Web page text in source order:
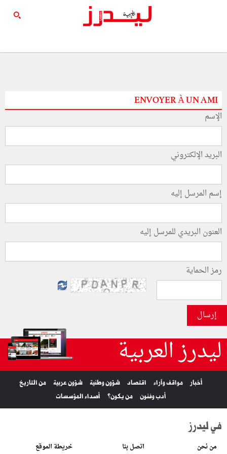
ENVOYER À UN AMI
الإسم
البريد الإلكتروني
إسم المرسل إليه
العنون البريدي للمرسل إليه
رمز الحماية
إرسال
ليدرز العربية
أخبار مواقف وآراء اقتصاد شؤون وطنية شؤون عربية
من التاريخ
أدب وفنون
من يكون؟ أصداء المؤسسات
في ليدرز
من نحن اتصل بنا خريطة الموقع